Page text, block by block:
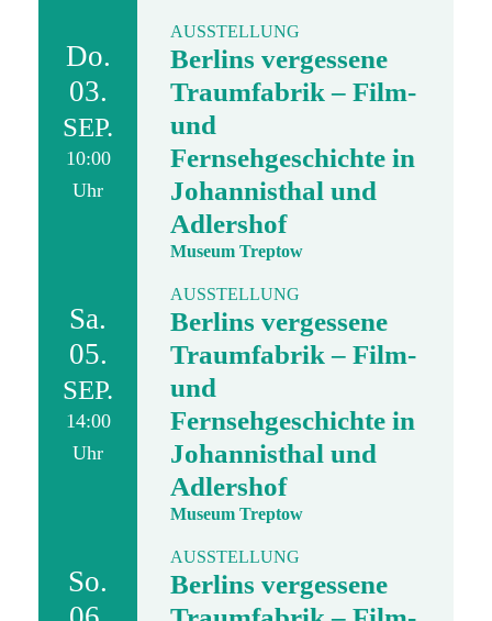
Do.
03.
SEP.
10:00
Uhr
AUSSTELLUNG
Berlins vergessene
Traumfabrik – Film-
und
Fernsehgeschichte in
Johannisthal und
Adlershof
Museum Treptow
Sa.
05.
SEP.
14:00
Uhr
AUSSTELLUNG
Berlins vergessene
Traumfabrik – Film-
und
Fernsehgeschichte in
Johannisthal und
Adlershof
Museum Treptow
So.
AUSSTELLUNG
Berlins vergessene